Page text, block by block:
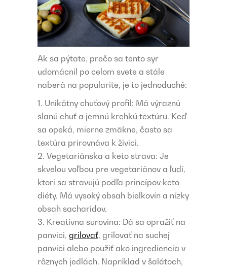
Ak sa pýtate, prečo sa tento syr
udomácnil po celom svete a stále
naberá na popularite, je to jednoduché:
Unikátny chuťový profil: Má výraznú
slanú chuť a jemnú krehkú textúru. Keď
sa opeká, mierne zmäkne, často sa
textúra prirovnáva k živici.
Vegetariánska a keto strava: Je
skvelou voľbou pre vegetariánov a ľudí,
ktorí sa stravujú podľa princípov keto
diéty. Má vysoký obsah bielkovín a nízky
obsah sacharidov.
Kreatívna surovina: Dá sa opražiť na
panvici, grilovať, grilovať na suchej
panvici alebo použiť ako ingrediencia v
rôznych jedlách. Napríklad v šalátoch,